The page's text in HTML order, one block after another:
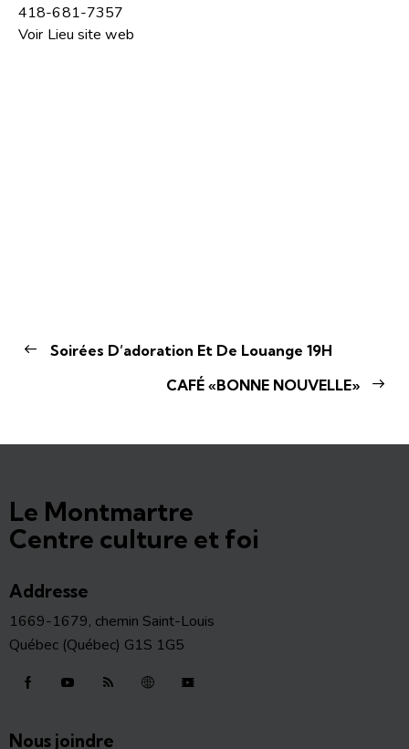
418-681-7357
Voir Lieu site web
Soirées D’adoration Et De Louange 19H
CAFÉ «BONNE NOUVELLE»
Le Montmartre
Centre culture et foi
Addresse
1669-1679, chemin Saint-Louis
Québec (Québec) G1S 1G5
Nous joindre